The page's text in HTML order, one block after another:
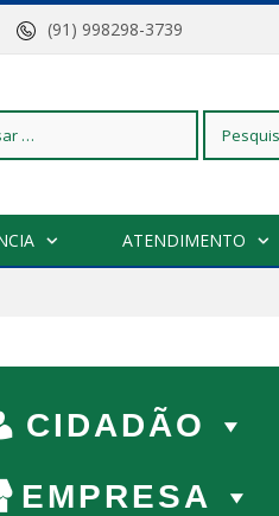
(91) 998298-3739
ATENDIMENTO
CIDADÃO
EMPRESA